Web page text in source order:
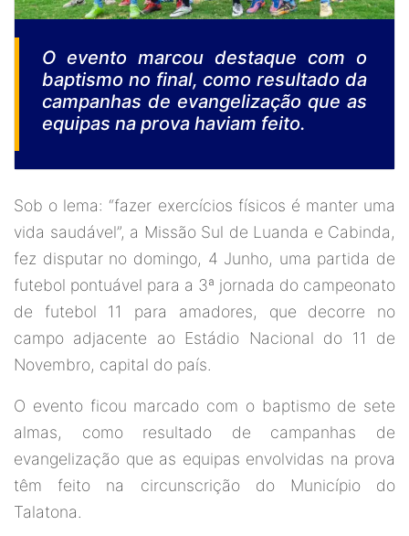
O evento marcou destaque com o
baptismo no final, como resultado da
campanhas de evangelização que as
equipas na prova haviam feito.
Sob o lema: “fazer exercícios físicos é manter uma
vida saudável”, a Missão Sul de Luanda e Cabinda,
fez disputar no domingo, 4 Junho, uma partida de
futebol pontuável para a 3ª jornada do campeonato
de futebol 11 para amadores, que decorre no
campo adjacente ao Estádio Nacional do 11 de
Novembro, capital do país.
O evento ficou marcado com o baptismo de sete
almas, como resultado de campanhas de
evangelização que as equipas envolvidas na prova
têm feito na circunscrição do Município do
Talatona.